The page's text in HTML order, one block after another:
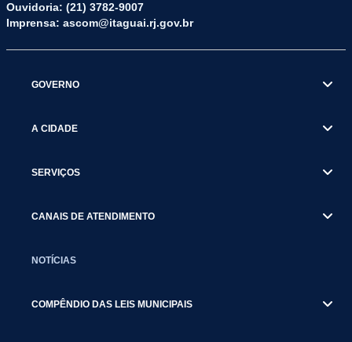
Ouvidoria: (21) 3782-9007
Imprensa: ascom@itaguai.rj.gov.br
GOVERNO
A CIDADE
SERVIÇOS
CANAIS DE ATENDIMENTO
NOTÍCIAS
COMPÊNDIO DAS LEIS MUNICIPAIS